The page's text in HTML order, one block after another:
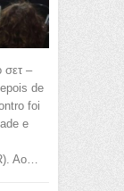
σετ –
de
foi
e
Ao…